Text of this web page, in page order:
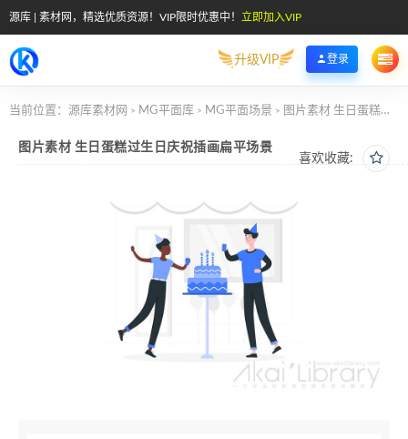
源库 | 素材网，精选优质资源！VIP限时优惠中！ 立即加入VIP
升级VIP 登录
当前位置： 源库素材网 > MG平面库 > MG平面场景 > 图片素材 生日蛋糕过生日庆祝插画扁平场景
喜欢收藏:
图片素材 生日蛋糕过生日庆祝插画扁平场景